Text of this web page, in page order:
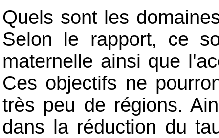
Quels sont les
Selon le rapport, ce
maternelle ainsi que
Ces objectifs ne
très peu de régions.
dans la réduction du